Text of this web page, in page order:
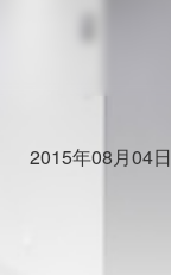
2015年08月04日